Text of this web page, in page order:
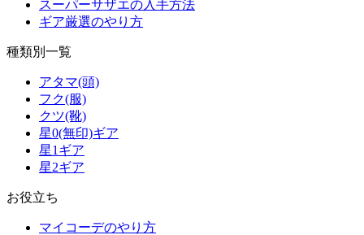
スーパーサザエの入手方法
ギア厳選のやり方
種類別一覧
アタマ(頭)
フク(服)
クツ(靴)
星0(無印)ギア
星1ギア
星2ギア
お役立ち
マイコーデのやり方